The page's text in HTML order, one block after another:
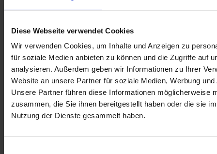
Diese Webseite verwendet Cookies
Wir verwenden Cookies, um Inhalte und Anzeigen zu
für soziale Medien anbieten zu können und die Zugriffe auf
analysieren. Außerdem geben wir Informationen zu Ihrer
Website an unsere Partner für soziale Medien, Werbung
Unsere Partner führen diese Informationen möglicherweise
zusammen, die Sie ihnen bereitgestellt haben oder die sie
Nutzung der Dienste gesammelt haben.